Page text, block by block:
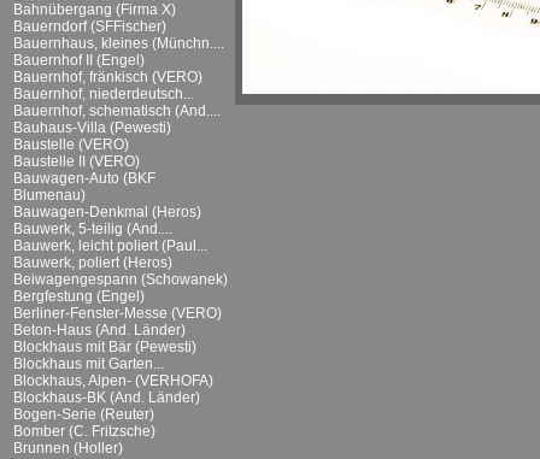
Bahnübergang (Firma X)
Bauerndorf (SFFischer)
Bauernhaus, kleines (Münchn....
Bauernhof II (Engel)
Bauernhof, fränkisch (VERO)
Bauernhof, niederdeutsch...
Bauernhof, schematisch (And....
Bauhaus-Villa (Pewesti)
Baustelle (VERO)
Baustelle II (VERO)
Bauwagen-Auto (BKF
Blumenau)
Bauwagen-Denkmal (Heros)
Bauwerk, 5-teilig (And....
Bauwerk, leicht poliert (Paul...
Bauwerk, poliert (Heros)
Beiwagengespann (Schowanek)
Bergfestung (Engel)
Berliner-Fenster-Messe (VERO)
Beton-Haus (And. Länder)
Blockhaus mit Bär (Pewesti)
Blockhaus mit Garten...
Blockhaus, Alpen- (VERHOFA)
Blockhaus-BK (And. Länder)
Bogen-Serie (Reuter)
Bomber (C. Fritzsche)
Brunnen (Holler)